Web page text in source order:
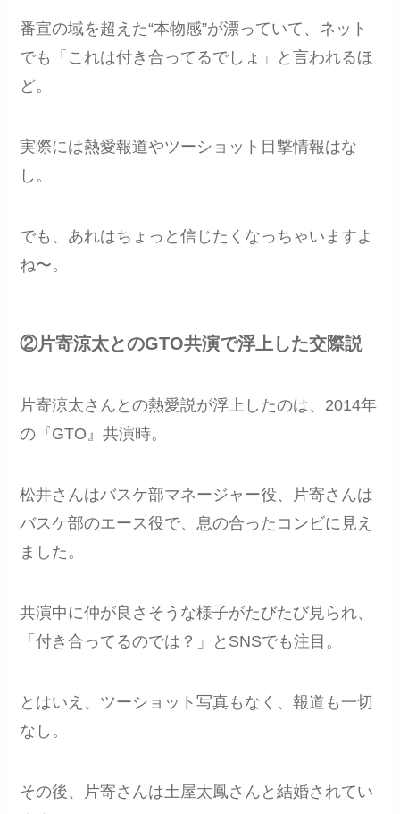
番宣の域を超えた“本物感”が漂っていて、ネット
でも「これは付き合ってるでしょ」と言われるほ
ど。
実際には熱愛報道やツーショット目撃情報はな
し。
でも、あれはちょっと信じたくなっちゃいますよ
ね〜。
②片寄涼太とのGTO共演で浮上した交際説
片寄涼太さんとの熱愛説が浮上したのは、2014年
の『GTO』共演時。
松井さんはバスケ部マネージャー役、片寄さんは
バスケ部のエース役で、息の合ったコンビに見え
ました。
共演中に仲が良さそうな様子がたびたび見られ、
「付き合ってるのでは？」とSNSでも注目。
とはいえ、ツーショット写真もなく、報道も一切
なし。
その後、片寄さんは土屋太鳳さんと結婚されてい